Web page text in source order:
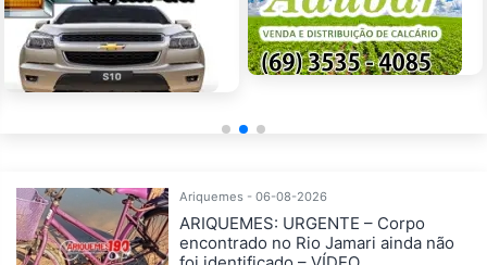
Ariquemes - 06-08-2026
ARIQUEMES: URGENTE – Corpo
encontrado no Rio Jamari ainda não